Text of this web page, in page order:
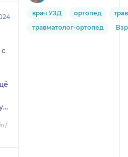
врач УЗД ортопед
травматолог-ортопед